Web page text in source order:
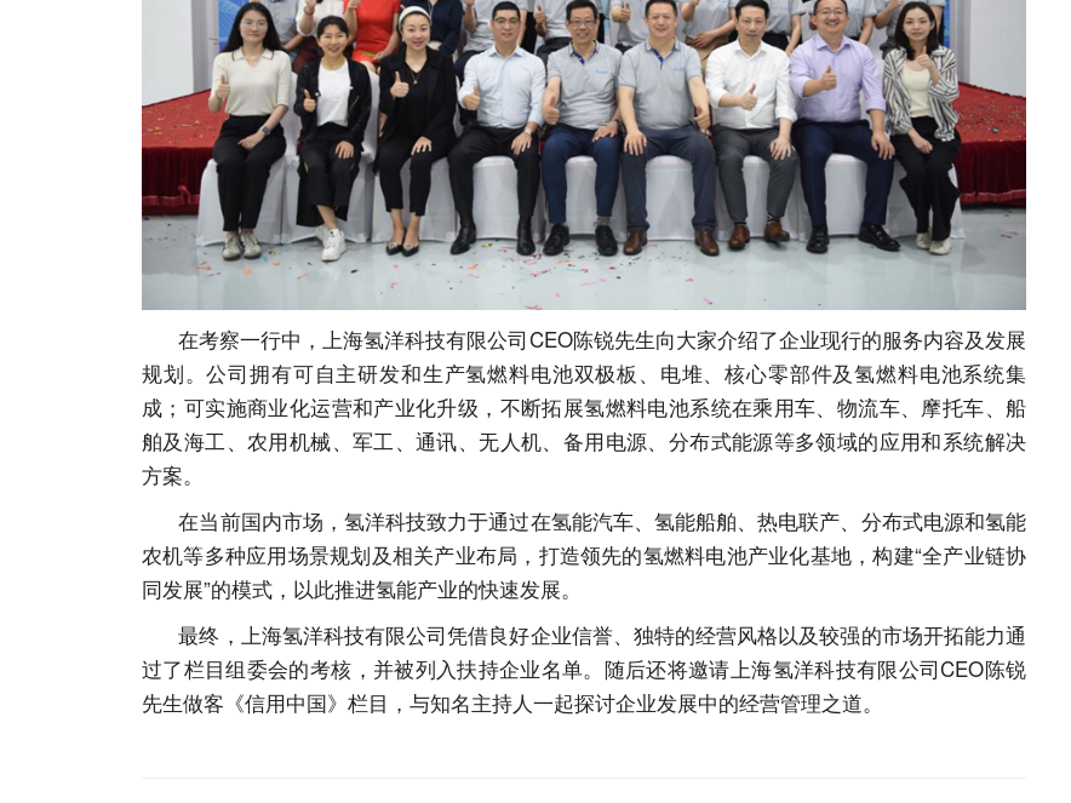
在考察一行中，上海氢洋科技有限公司CEO陈锐先生向大家介绍了企业现行的服务内容及发展
规划。公司拥有可自主研发和生产氢燃料电池双极板、电堆、核心零部件及氢燃料电池系统集
成；可实施商业化运营和产业化升级，不断拓展氢燃料电池系统在乘用车、物流车、摩托车、船
舶及海工、农用机械、军工、通讯、无人机、备用电源、分布式能源等多领域的应用和系统解决
方案。
在当前国内市场，氢洋科技致力于通过在氢能汽车、氢能船舶、热电联产、分布式电源和氢能
农机等多种应用场景规划及相关产业布局，打造领先的氢燃料电池产业化基地，构建“全产业链协
同发展”的模式，以此推进氢能产业的快速发展。
最终，上海氢洋科技有限公司凭借良好企业信誉、独特的经营风格以及较强的市场开拓能力通
过了栏目组委会的考核，并被列入扶持企业名单。随后还将邀请上海氢洋科技有限公司CEO陈锐
先生做客《信用中国》栏目，与知名主持人一起探讨企业发展中的经营管理之道。